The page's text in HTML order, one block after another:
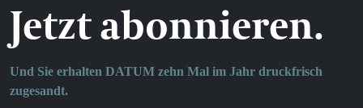
Jetzt abonnieren.
Und Sie erhalten DATUM zehn Mal im Jahr druckfrisch
zugesandt.